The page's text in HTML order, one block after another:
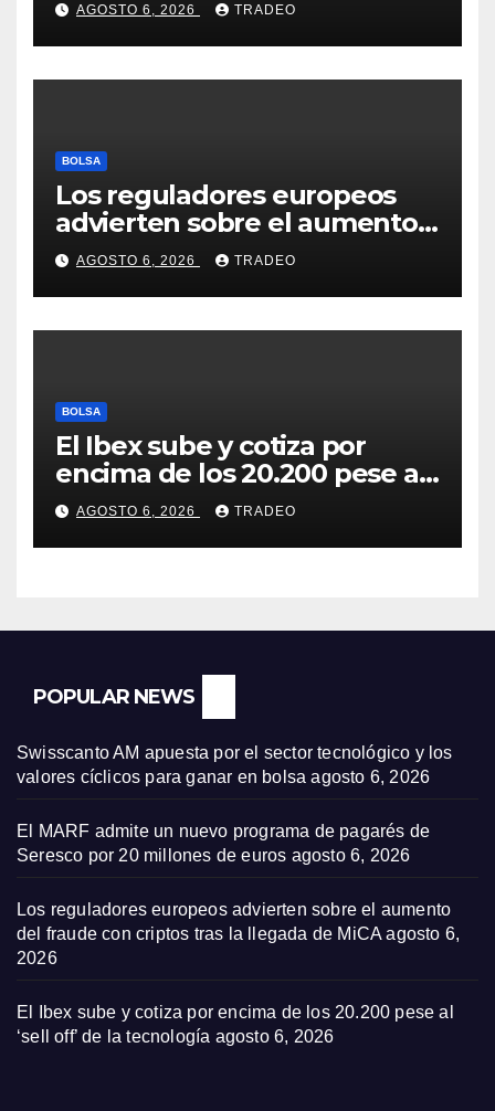
euros
AGOSTO 6, 2026 TRADEO
BOLSA
Los reguladores europeos
advierten sobre el aumento
del fraude con criptos tras la
llegada de MiCA
AGOSTO 6, 2026 TRADEO
BOLSA
El Ibex sube y cotiza por
encima de los 20.200 pese al
‘sell off’ de la tecnología
AGOSTO 6, 2026 TRADEO
POPULAR NEWS
Swisscanto AM apuesta por el sector tecnológico y los
valores cíclicos para ganar en bolsa agosto 6, 2026
El MARF admite un nuevo programa de pagarés de
Seresco por 20 millones de euros agosto 6, 2026
Los reguladores europeos advierten sobre el aumento
del fraude con criptos tras la llegada de MiCA agosto 6,
2026
El Ibex sube y cotiza por encima de los 20.200 pese al
‘sell off’ de la tecnología agosto 6, 2026